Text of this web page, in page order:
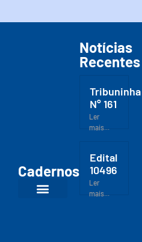
Cadernos
Notícias
Recentes
Tribuninha
N° 161
Ler
mais...
Edital
10496
Ler
mais...